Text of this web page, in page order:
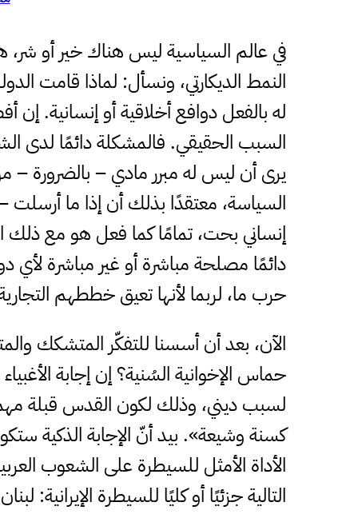
في عالم السياسية ليس هناك خير أو
النمط الديكارتي، ونسأل: لماذا قامت
له بالفعل دوافع أخلاقية أو إنسانية.
السبب الحقيقي. فالمشكلة دائمًا لدى
يرى أن ليس له مبرر مادي – بالضرورة
السياسة، معتقدًا بذلك أن إذا ما
إنساني بحت، تمامًا كما فعل هو مع ذلك
دائمًا مصلحة مباشرة أو غير مباشرة
حرب ما، لربما لأنها تعيق خططهم
الآن، بعد أن أسسنا للتفكّر المتشكك
حماس الإخوانية السُنية؟ إن إجابة
لسبب ديني، وذلك لكون القدس قبلة
كسنة وشيعة». بيد أنّ الإجابة الذكية
الأداة الأمثل للسيطرة على الشعوب
التالية جزئيًا أو كليًا للسيطرة الإيرانية: